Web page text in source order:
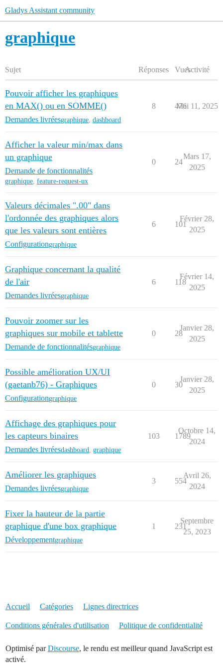
Gladys Assistant community
graphique
Sujet Réponses VuesActivité
Pouvoir afficher les graphiques
en MAX() ou en SOMME()
Demandes livréesgraphique dashboard
8 476
Mai 11, 2025
Afficher la valeur min/max dans
un graphique
Demande de fonctionnalités
graphique, feature-request-ux
0 24
Mars 17,
2025
Valeurs décimales ".00" dans
l'ordonnée des graphiques alors
que les valeurs sont entières
Configurationgraphique
6 101
Février 28,
2025
Graphique concernant la qualité
de l'air
Demandes livréesgraphique
6 118
Février 14,
2025
Pouvoir zoomer sur les
graphiques sur mobile et tablette
Demande de fonctionnalitésgraphique
0 28
Janvier 28,
2025
Possible amélioration UX/UI
(gaetanb76) - Graphiques
Configurationgraphique
0 30
Janvier 28,
2025
Affichage des graphiques pour
les capteurs binaires
Demandes livréesdashboard graphique
103 1789
Octobre 14,
2024
Améliorer les graphiques
Demandes livréesgraphique
3 554
Avril 26,
2024
Fixer la hauteur de la partie
graphique d'une box graphique
Développementgraphique
1 231
Septembre
25, 2023
Accueil Catégories Lignes directrices
Conditions générales d'utilisation Politique de confidentialité
Optimisé parDiscourse, le rendu est meilleur quand JavaScript est
activé.